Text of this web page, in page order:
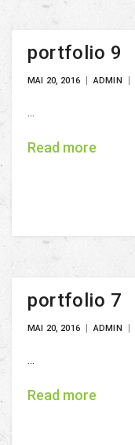
portfolio 9
MAI 20, 2016 ADMIN
...
Read more
portfolio 7
MAI 20, 2016 ADMIN
...
Read more